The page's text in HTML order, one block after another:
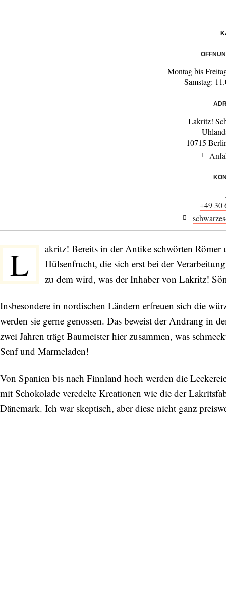
Montag bis
Samstag:
Lakritz!
10715
+49 30
L
akritz! Bereits in der Antike schwörten
Hülsenfrucht, die sich erst bei der
zu dem wird, was der Inhaber von Lakritz!
Insbesondere in nordischen Ländern erfreuen sich die
werden sie gerne genossen. Das beweist der Andrang in
zwei Jahren trägt Baumeister hier zusammen, was
Senf und Marmeladen!
Von Spanien bis nach Finnland hoch werden die
mit Schokolade veredelte Kreationen wie die der
Dänemark. Ich war skeptisch, aber diese nicht ganz